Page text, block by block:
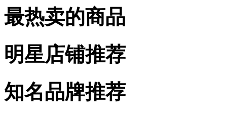
最热卖的商品
明星店铺推荐
知名品牌推荐